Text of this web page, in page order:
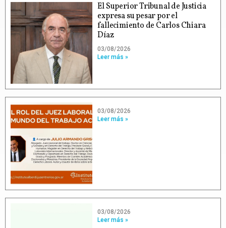
El Superior Tribunal de Justicia
expresa su pesar por el
fallecimiento de Carlos Chiara
Díaz
03/08/2026
Leer más »
03/08/2026
Leer más »
03/08/2026
Leer más »